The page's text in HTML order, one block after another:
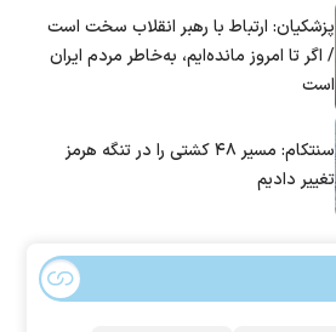
پزشکیان: ارتباط با رهبر انقلاب سخت است
/ اگر تا امروز مانده‌ایم، به‌خاطر مردم ایران
است
سنتکام: مسیر ۴۸ کشتی را در تنگه هرمز
تغییر دادیم